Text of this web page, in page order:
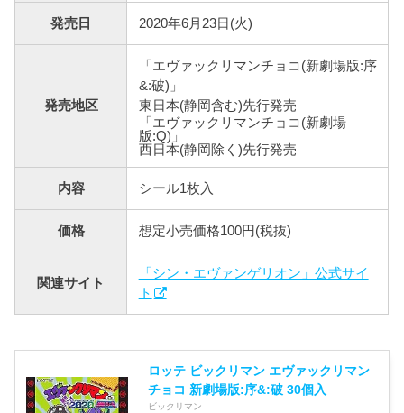
発売日 2020年6月23日(火)
発売地区
「エヴァックリマンチョコ(新劇場版:序
&:破)」
東日本(静岡含む)先行発売
「エヴァックリマンチョコ(新劇場
版:Q)」
西日本(静岡除く)先行発売
内容 シール1枚入
価格 想定小売価格100円(税抜)
関連サイト
「シン・エヴァンゲリオン」公式サイ
ト
ロッテ ビックリマン エヴァックリマン
チョコ 新劇場版:序&:破 30個入
ビックリマン